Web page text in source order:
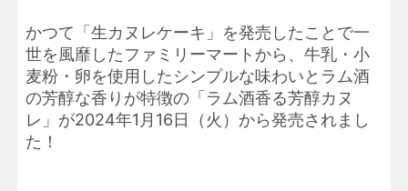
かつて「生カヌレケーキ」を発売したことで一
世を風靡したファミリーマートから、牛乳・小
麦粉・卵を使用したシンプルな味わいとラム酒
の芳醇な香りが特徴の「ラム酒香る芳醇カヌ
レ」が2024年1月16日（火）から発売されまし
た！